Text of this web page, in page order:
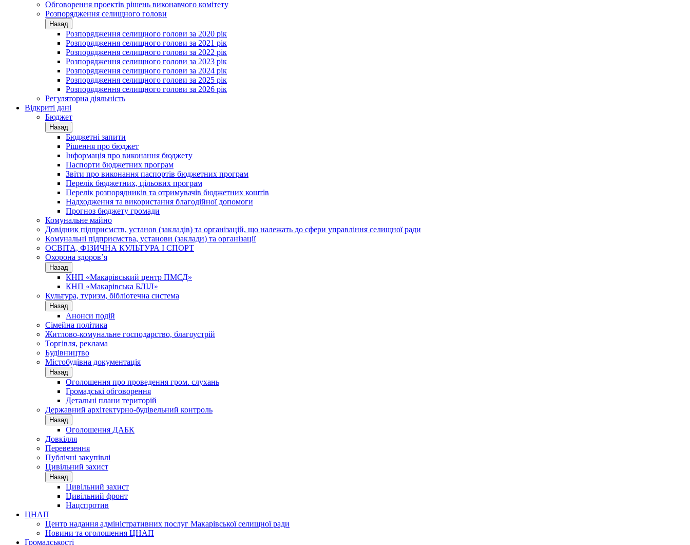
Обговорення проектів рішень виконавчого комітету
Розпорядження селищного голови
Назад
Розпорядження селищного голови за 2020 рік
Розпорядження селищного голови за 2021 рік
Розпорядження селищного голови за 2022 рік
Розпорядження селищного голови за 2023 рік
Розпорядження селищного голови за 2024 рік
Розпорядження селищного голови за 2025 рік
Розпорядження селищного голови за 2026 рік
Регуляторна діяльність
Відкриті дані
Бюджет
Назад
Бюджетні запити
Рішення про бюджет
Інформація про виконання бюджету
Паспорти бюджетних програм
Звіти про виконання паспортів бюджетних програм
Перелік бюджетних, цільових програм
Перелік розпорядників та отримувачів бюджетних коштів
Надходження та використання благодійної допомоги
Прогноз бюджету громади
Комунальне майно
Довідник підприємств, установ (закладів) та організацій, що належать до сфери управління селищної ради
Комунальні підприємства, установи (заклади) та організації
ОСВІТА, ФІЗИЧНА КУЛЬТУРА І СПОРТ
Охорона здоров’я
Назад
КНП «Макарівський центр ПМСД»
КНП «Макарівська БЛІЛ»
Культура, туризм, бібліотечна система
Назад
Анонси подій
Сімейна політика
Житлово-комунальне господарство, благоустрій
Торгівля, реклама
Будівництво
Містобудівна документація
Назад
Оголошення про проведення гром. слухань
Громадські обговорення
Детальні плани територій
Державний архітектурно-будівельний контроль
Назад
Оголошення ДАБК
Довкілля
Перевезення
Публічні закупівлі
Цивільний захист
Назад
Цивільний захист
Цивільний фронт
Нацспротив
ЦНАП
Центр надання адміністративних послуг Макарівської селищної ради
Новини та оголошення ЦНАП
Громадськості